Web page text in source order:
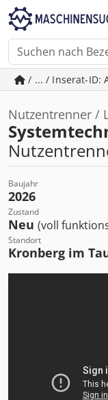
/ ... / Inserat-ID:
Nutzentrenner /
Baujahr
2026
Zustand
Neu (voll
Standort
Kronberg im